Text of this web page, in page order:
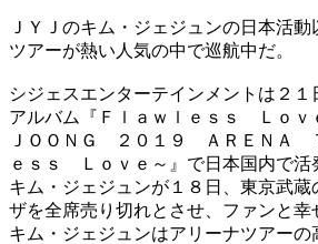
ＪＹＪのキム・ジェジュンの日本活
ツアーが熱い人気の中で巡航中だ。
シジェスエンターテインメントは２１
アルバム『Ｆｌａｗｌｅｓｓ Ｌｏｖ
ＪＯＯＮＧ ２０１９ ＡＲＥＮＡ
ｅｓｓ Ｌｏｖｅ～』で日本国内で活
キム・ジェジュンが１８日、東京武蔵
ザを全席売り切れとさせ、ファンと幸
キム・ジェジュンはアリーナツアー